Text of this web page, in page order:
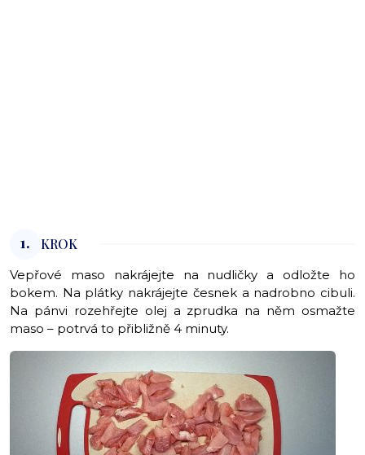
1. KROK
Vepřové maso nakrájejte na nudličky a odložte ho
bokem. Na plátky nakrájejte česnek a nadrobno cibuli.
Na pánvi rozehřejte olej a zprudka na něm osmažte
maso – potrvá to přibližně 4 minuty.